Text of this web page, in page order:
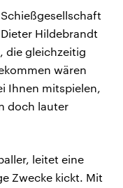
Hildebrandt
die gleichzeitig
wären
Ihnen mitspielen,
doch lauter
leitet eine
Zwecke kickt. Mit